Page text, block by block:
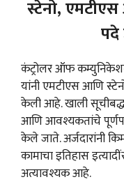
स्टेनो,
कंट्रोलर ऑफ कम्युनिकेशन
यांनी एमटीएस आणि
केली आहे. खाली सूचीबद्ध
आणि आवश्यकतांचे
केले जाते. अर्जदारांनी
कामाचा इतिहास
अत्यावश्यक आहे.